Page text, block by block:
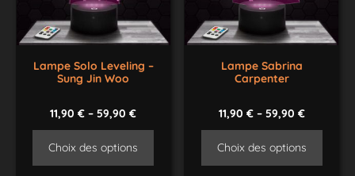
Lampe Solo Leveling –
Sung Jin Woo
11,90€ –59,90€
Choix des options
Lampe Sabrina
Carpenter
11,90 €– 59,90 €
Choix des options